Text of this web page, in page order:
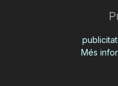
Més